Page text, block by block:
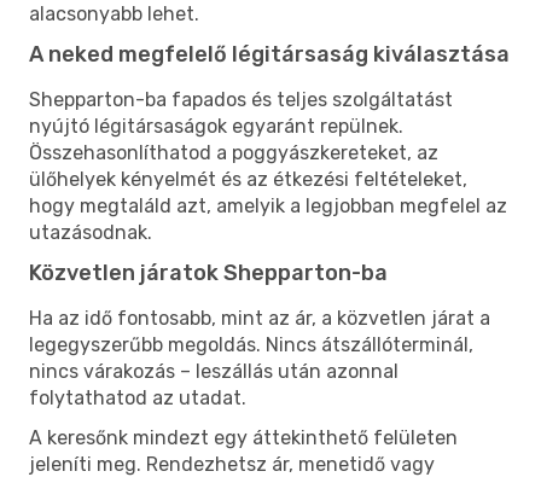
alacsonyabb lehet.
A neked megfelelő légitársaság kiválasztása
Shepparton-ba fapados és teljes szolgáltatást
nyújtó légitársaságok egyaránt repülnek.
Összehasonlíthatod a poggyászkereteket, az
ülőhelyek kényelmét és az étkezési feltételeket,
hogy megtaláld azt, amelyik a legjobban megfelel az
utazásodnak.
Közvetlen járatok Shepparton-ba
Ha az idő fontosabb, mint az ár, a közvetlen járat a
legegyszerűbb megoldás. Nincs átszállóterminál,
nincs várakozás – leszállás után azonnal
folytathatod az utadat.
A keresőnk mindezt egy áttekinthető felületen
jeleníti meg. Rendezhetsz ár, menetidő vagy